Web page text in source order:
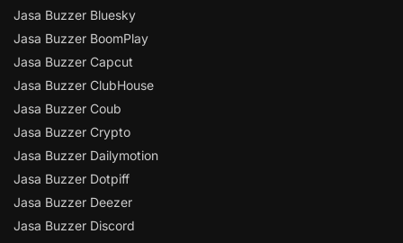
Jasa Buzzer Bluesky
Jasa Buzzer BoomPlay
Jasa Buzzer Capcut
Jasa Buzzer ClubHouse
Jasa Buzzer Coub
Jasa Buzzer Crypto
Jasa Buzzer Dailymotion
Jasa Buzzer Dotpiff
Jasa Buzzer Deezer
Jasa Buzzer Discord